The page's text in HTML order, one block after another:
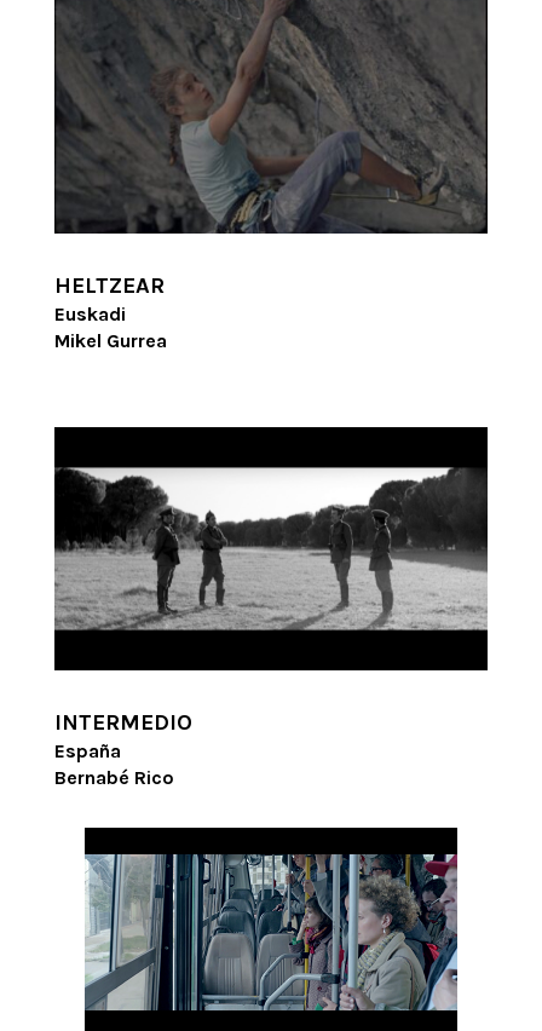
HELTZEAR
Euskadi
Mikel Gurrea
INTERMEDIO
España
Bernabé Rico